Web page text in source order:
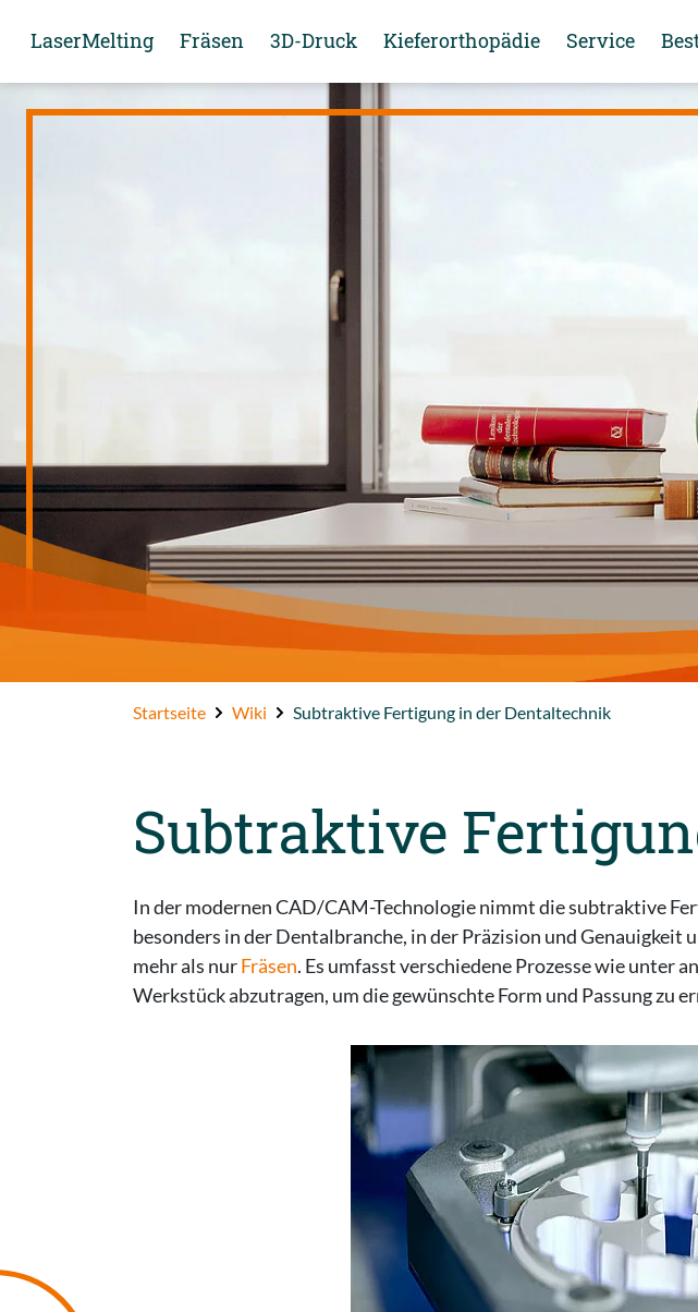
LaserMelting Fräsen
FAB Polymer
3D-Druck Kieferorthopädie Service
Jetzt für
Startseite Wiki Subtraktive Fertigung in der Dentaltechnik
Subtraktive
In der modernen CAD/CAM-Technologie nimmt die subtraktive
besonders in der Dentalbranche, in der Präzision und
mehr als nurFräsen. Es umfasst verschiedene Prozesse wie unter
Werkstück abzutragen, um die gewünschte Form und Passung zu